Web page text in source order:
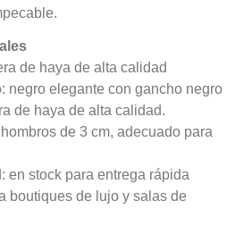
de haya de alta calidad
negro elegante con gancho negro
de haya de alta calidad.
de 3 cm, adecuado para
en stock para entrega rápida
boutiques de lujo y salas de